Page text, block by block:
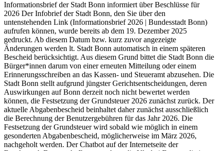
Informationsbrief der Stadt Bonn informiert über Beschlüsse für
2026 Der Infobrief der Stadt Bonn, den Sie über den
untenstehenden Link (Informationsbrief 2026 | Bundesstadt Bonn)
aufrufen können, wurde bereits ab dem 19. Dezember 2025
gedruckt. Ab diesem Datum bzw. kurz zuvor angezeigte
Änderungen werden lt. Stadt Bonn automatisch in einem späteren
Bescheid berücksichtigt. Aus diesem Grund bittet die Stadt Bonn die
Bürger*innen darum von einer erneuten Mitteilung oder einem
Erinnerungsschreiben an das Kassen- und Steueramt abzusehen. Die
Stadt Bonn stellt aufgrund jüngster Gerichtsentscheidungen, deren
Auswirkungen auf Bonn derzeit noch nicht bewertet werden
können, die Festsetzung der Grundsteuer 2026 zunächst zurück. Der
aktuelle Abgabenbescheid beinhaltet daher zunächst ausschließlich
die Berechnung der Benutzergebühren für das Jahr 2026. Die
Festsetzung der Grundsteuer wird sobald wie möglich in einem
gesonderten Abgabenbescheid, möglicherweise im März 2026,
nachgeholt werden. Der Chatbot auf der Internetseite der